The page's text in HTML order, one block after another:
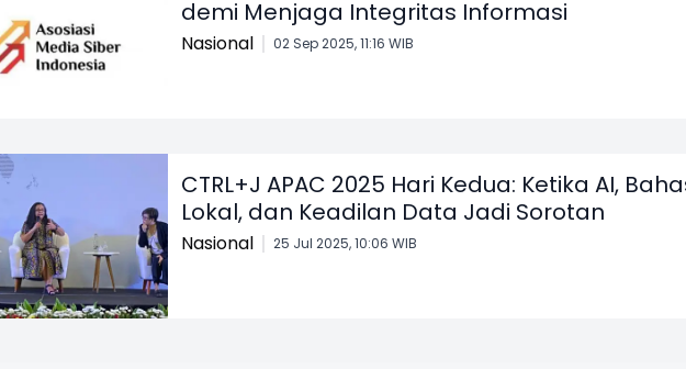
demi Menjaga Integritas Informasi
Nasional 02 Sep 2025, 11:16 WIB
CTRL+J APAC 2025 Hari Kedua: Ketika AI,
Lokal, dan Keadilan Data Jadi Sorotan
Nasional 25 Jul 2025, 10:06 WIB